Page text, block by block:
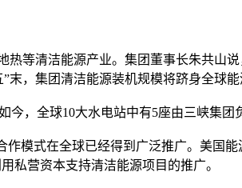
清洁能源产业。集团董事长朱共山
，集团清洁能源装机规模将跻身全球能
，全球10大水电站中有5座由三峡集团
式在全球已经得到广泛推广。美国能
私营资本支持清洁能源项目的推广。